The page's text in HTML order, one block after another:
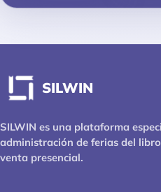
SILWIN
SILWIN es una plataforma
administración de ferias del
venta presencial.